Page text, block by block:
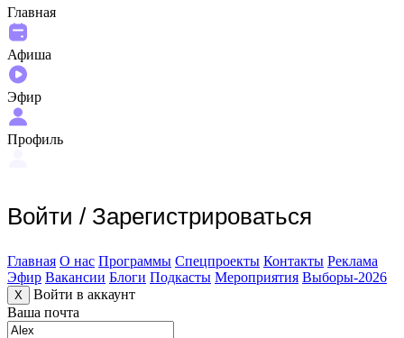
Главная
Афиша
Эфир
Профиль
Войти / Зарегистрироваться
Главная О нас Программы Спецпроекты Контакты Реклама
Эфир Вакансии Блоги Подкасты Мероприятия Выборы-2026
X
Войти в аккаунт
Ваша почта